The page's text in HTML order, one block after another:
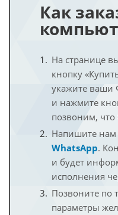
Как
На странице
кнопку
укажите ваши
и нажмите
позвоним, что
Напишите нам
WhatsApp.
и будет
исполнения
Позвоните по
параметры